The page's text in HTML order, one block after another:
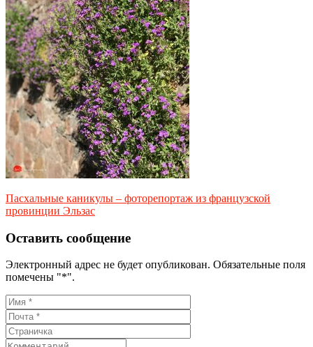
Пасхальные каникулы – фоторепортаж из французской
провинции Эльзас
Оставить сообщение
Электронный адрес не будет опубликован. Обязательные поля
помечены "*".